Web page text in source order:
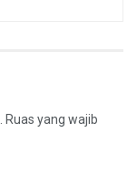
Ruas yang wajib